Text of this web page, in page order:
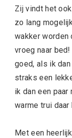
Zij vindt het
zo lang
wakker worden
vroeg naar
goed, als ik
straks een
ik dan een
warme trui daar
Met een